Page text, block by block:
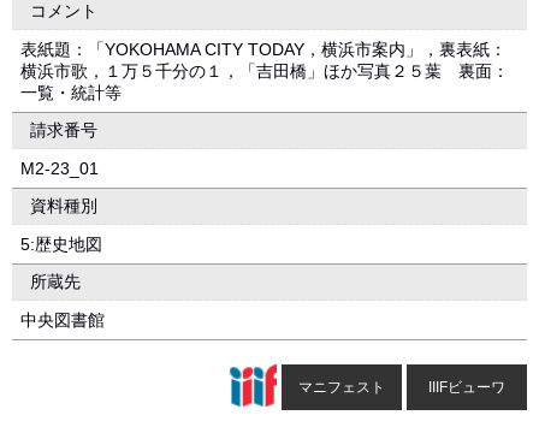
コメント
表紙題：「YOKOHAMA CITY TODAY，横浜市案内」，裏表紙：
横浜市歌，１万５千分の１，「吉田橋」ほか写真２５葉 裏面：
一覧・統計等
請求番号
M2-23_01
資料種別
5:歴史地図
所蔵先
中央図書館
マニフェスト IIIFビューワ